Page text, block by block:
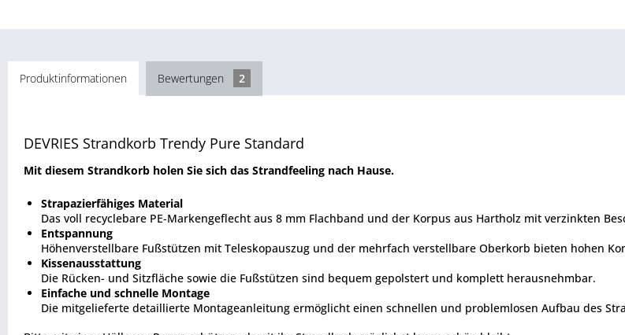
Produktinformationen Bewertungen 2
DEVRIES Strandkorb Trendy Pure Standard
Mit diesem Strandkorb holen Sie sich das Strandfeeling nach Hause.
Strapazierfähiges Material
Das voll recyclebare PE-Markengeflecht aus 8 mm Flachband und der Korpus aus Hartholz mit verzinkten
Entspannung
Höhenverstellbare Fußstützen mit Teleskopauszug und der mehrfach verstellbare Oberkorb bieten hohen
Kissenausstattung
Die Rücken- und Sitzfläche sowie die Fußstützen sind bequem gepolstert und komplett herausnehmbar.
Einfache und schnelle Montage
Die mitgelieferte detaillierte Montageanleitung ermöglicht einen schnellen und problemlosen Aufbau des